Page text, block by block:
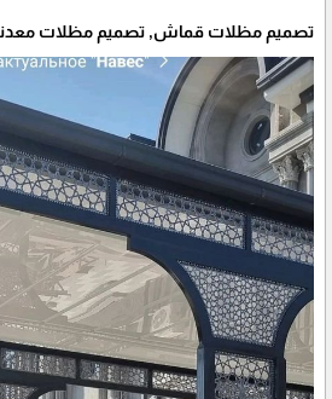
تصميم مظلات قماش, تصميم مظلات